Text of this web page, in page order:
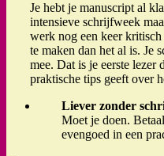
Je hebt je manuscript al
intensieve schrijfweek
werk nog een keer
te maken dan het al is. Je
mee. Dat is je eerste lezer
praktische tips geeft over
Liever zonder
Moet je doen.
evengoed in een